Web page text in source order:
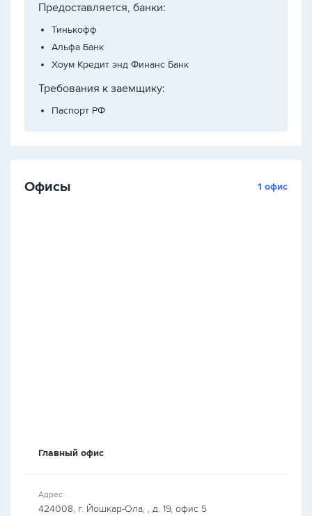
Предоставляется, банки:
Тинькофф
Альфа Банк
Хоум Кредит энд Финанс Банк
Требования к заемщику:
Паспорт РФ
Офисы 1 офис
Главный офис
Адрес
424008, г. Йошкар-Ола, , д. 19, офис 5